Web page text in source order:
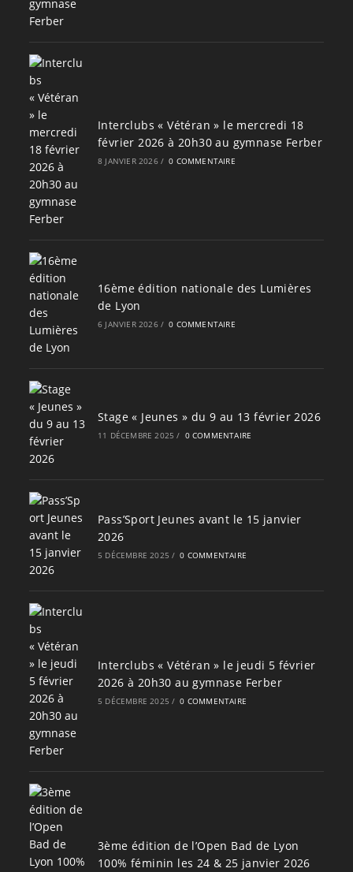
Interclubs « Vétéran » le mercredi 18
février 2026 à 20h30 au gymnase Ferber
8 JANVIER 2026 / 0 COMMENTAIRE
16ème édition nationale des Lumières
de Lyon
6 JANVIER 2026 / 0 COMMENTAIRE
Stage « Jeunes » du 9 au 13 février 2026
11 DÉCEMBRE 2025 / 0 COMMENTAIRE
Pass’Sport Jeunes avant le 15 janvier
2026
5 DÉCEMBRE 2025 / 0 COMMENTAIRE
Interclubs « Vétéran » le jeudi 5 février
2026 à 20h30 au gymnase Ferber
5 DÉCEMBRE 2025 / 0 COMMENTAIRE
3ème édition de l’Open Bad de Lyon
100% féminin les 24 & 25 janvier 2026